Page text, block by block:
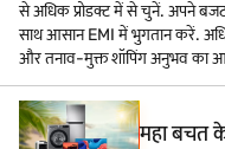
से अधिक प्रोडक्ट में से चुनें. अपने
साथ आसान EMI में भुगतान करें.
और तनाव-मुक्त शॉपिंग अनुभव का
महा बचत